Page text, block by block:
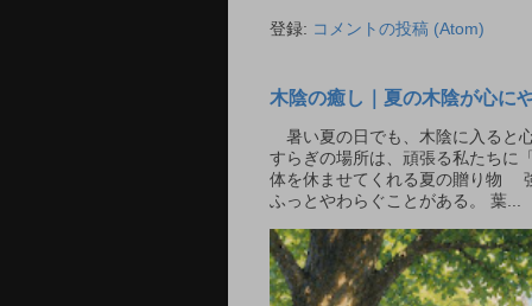
登録: コメントの投稿 (Atom)
木陰の癒し｜夏の木陰が心に
暑い夏の日でも、木陰に入ると
すらぎの場所は、頑張る私たちに
体を休ませてくれる夏の贈り物
ふっとやわらぐことがある。 葉...